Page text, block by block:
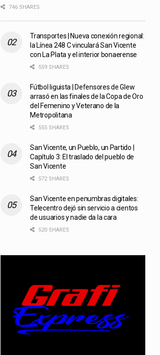
746 SHARES
Transportes | Nueva conexión regional:
la Línea 248 C vinculará San Vicente
con La Plata y el interior bonaerense
559 SHARES
Fútbol liguista | Defensores de Glew
arrasó en las finales de la Copa de Oro
del Femenino y Veterano de la
Metropolitana
555 SHARES
San Vicente, un Pueblo, un Partido |
Capítulo 3: El traslado del pueblo de
San Vicente
572 SHARES
San Vicente en penumbras digitales:
Telecentro dejó sin servicio a cientos
de usuarios y nadie da la cara
520 SHARES